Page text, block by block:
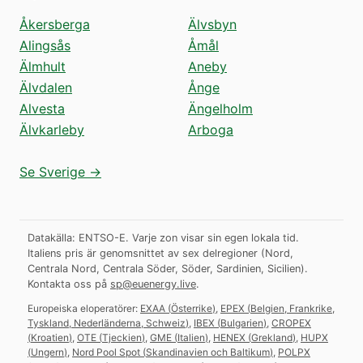
Åkersberga
Alingsås
Älmhult
Älvdalen
Alvesta
Älvkarleby
Älvsbyn
Åmål
Aneby
Ånge
Ängelholm
Arboga
Se Sverige →
Datakälla: ENTSO-E. Varje zon visar sin egen lokala tid.
Italiens pris är genomsnittet av sex delregioner (Nord,
Centrala Nord, Centrala Söder, Söder, Sardinien, Sicilien).
Kontakta oss på sp@euenergy.live.
Europeiska eloperatörer: EXAA (Österrike) EPEX (Belgien, Frankrike,
Tyskland, Nederländerna, Schweiz) IBEX (Bulgarien) CROPEX
(Kroatien) OTE (Tjeckien) GME (Italien) HENEX (Grekland) HUPX
(Ungern) Nord Pool Spot (Skandinavien och Baltikum) POLPX